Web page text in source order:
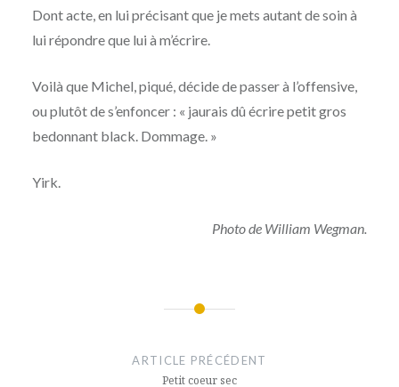
Dont acte, en lui précisant que je mets autant de soin à
lui répondre que lui à m’écrire.
Voilà que Michel, piqué, décide de passer à l’offensive,
ou plutôt de s’enfoncer : « jaurais dû écrire petit gros
bedonnant black. Dommage. »
Yirk.
Photo de William Wegman.
ARTICLE PRÉCÉDENT
Petit coeur sec